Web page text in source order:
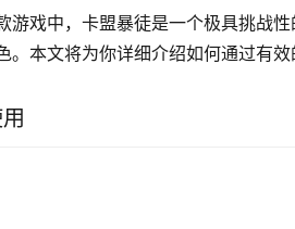
游戏中，卡盟暴徒是一个极具挑战
。本文将为你详细介绍如何通过有